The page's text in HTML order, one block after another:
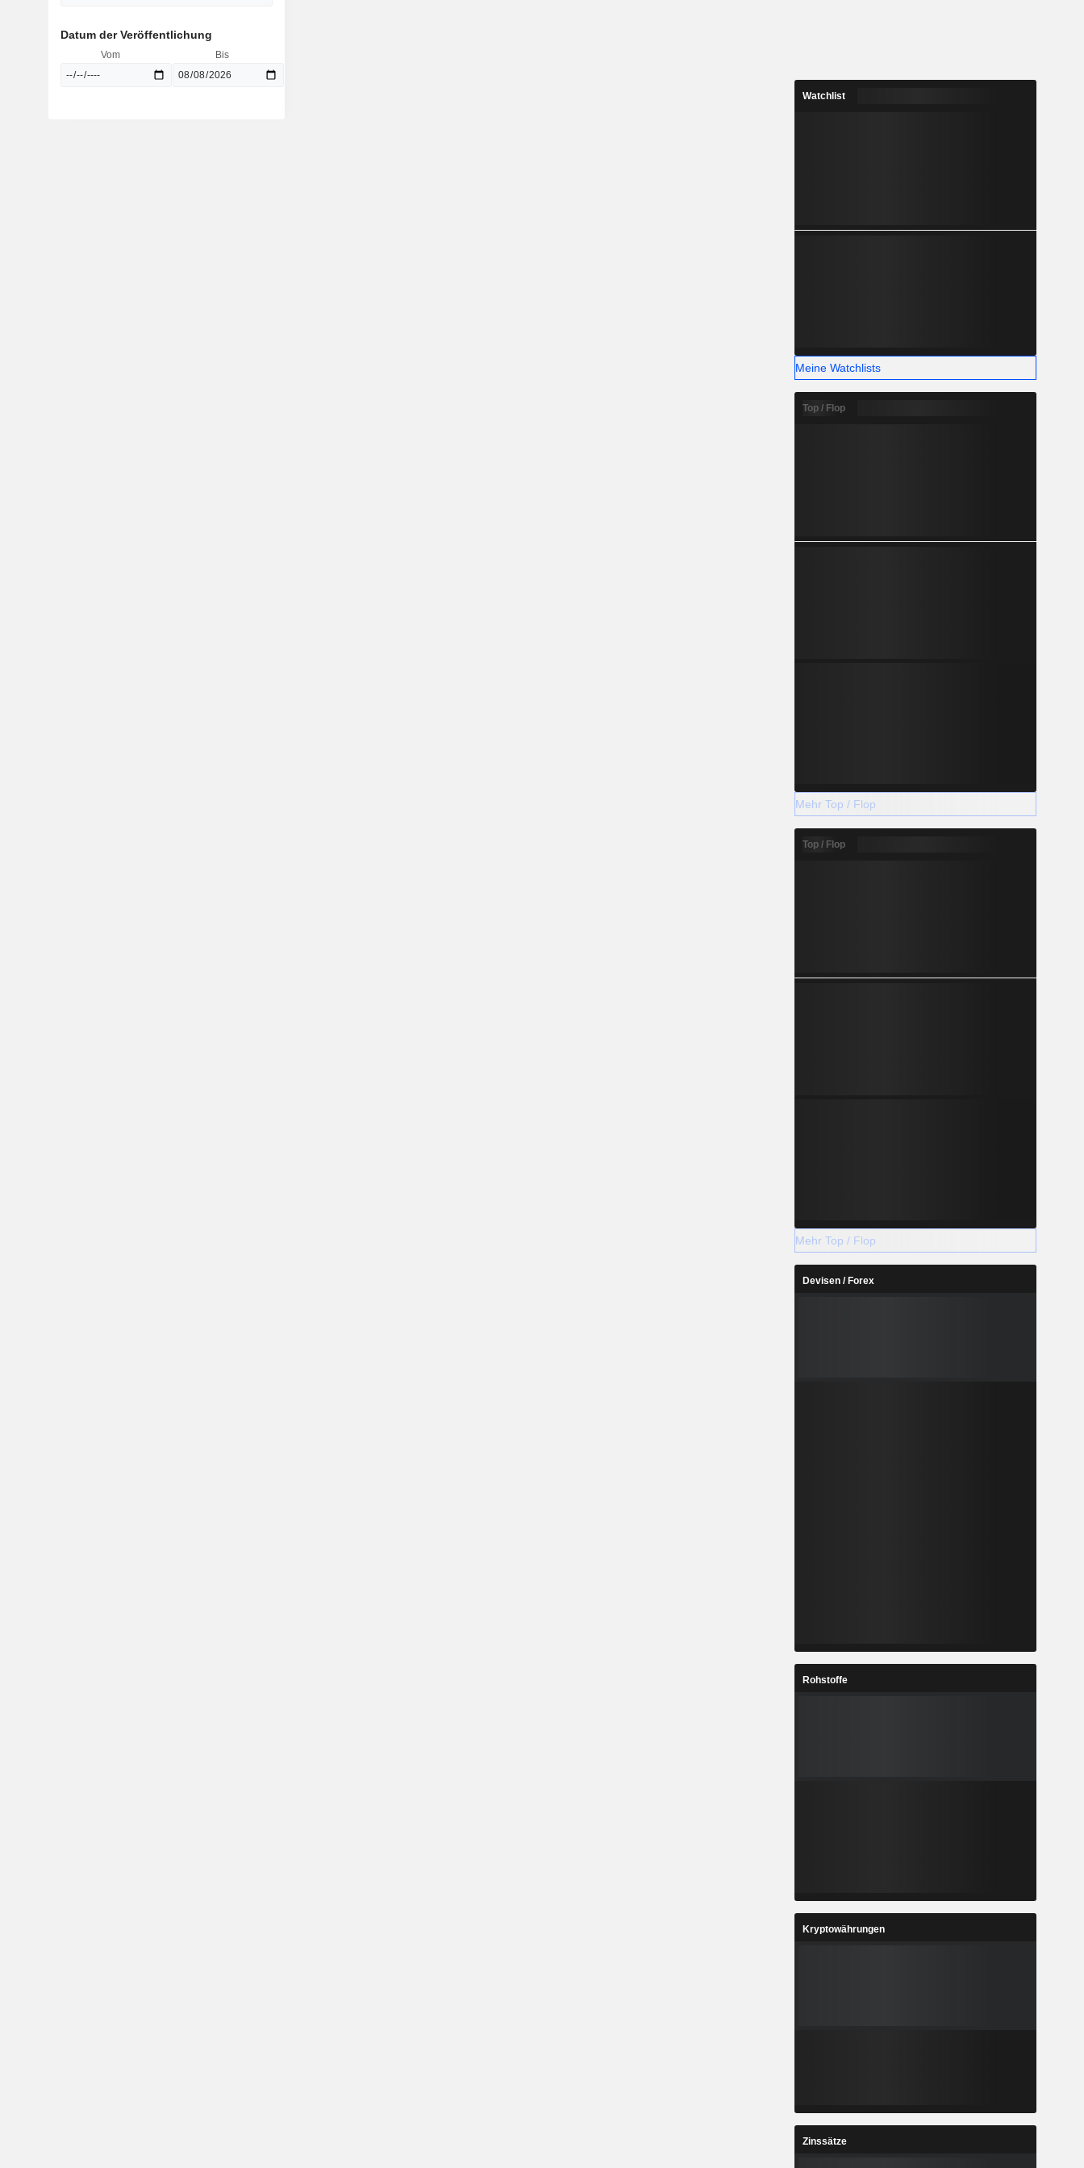
Datum der Veröffentlichung
Vom Bis
Watchlist
Meine Watchlists
Top / Flop
Mehr Top / Flop
Top / Flop
Mehr Top / Flop
Devisen / Forex
Rohstoffe
Kryptowährungen
Zinssätze